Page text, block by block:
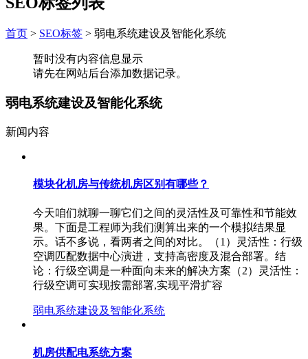
首页 > SEO标签 > 弱电系统建设及智能化系统
暂时没有内容信息显示
请先在网站后台添加数据记录。
弱电系统建设及智能化系统
新闻内容
模块化机房与传统机房区别有哪些？
今天咱们就聊一聊它们之间的灵活性及可靠性和节能效
果。下面是工程师为我们测算出来的一个模拟结果显
示。话不多说，看两者之间的对比。（1）灵活性：行级
空调匹配数据中心演进，支持高密度及混合部署。结
论：行级空调是一种面向未来的解决方案（2）灵活性：
行级空调可实现按需部署,实现平滑扩容
弱电系统建设及智能化系统
机房供配电系统方案